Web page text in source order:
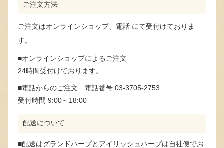
ご注文方法
ご注文はオンラインショップ、電話 にて受付けておりま
す。
■オンラインショップによるご注文
24時間受付けております。
■電話からのご注文 電話番号 03-3705-2753
受付時間 9:00～18:00
配送について
■配送はグランドハープとアイリッシュハープは自社便でお